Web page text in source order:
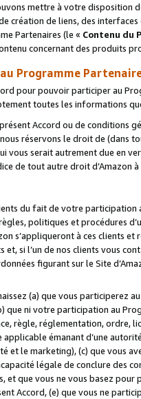
mettre à votre disposition
création de liens, des
Partenaires (le « Contenu du
concernant des produits
Programme
pour pouvoir participer au
toutes les informations
Accord ou de conditions
réservons le droit de (dans
vous serait autrement due en
de tout autre droit
du fait de votre
politiques et procédures
s’appliqueront à ces clients
et, si l’un de nos clients vous
figurant sur le Site
(a) que vous participerez
que ni votre participation au
règle, réglementation, ordre,
applicable émanant d’une
et le marketing), (c) que vous
légale de conclure des
et que vous ne vous basez
Accord, (e) que vous ne